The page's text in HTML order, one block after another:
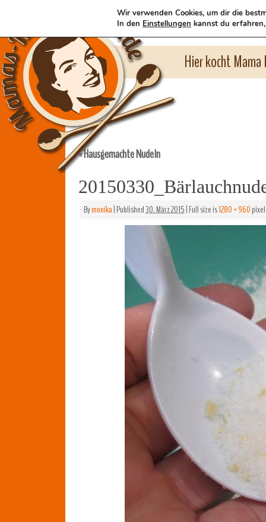
Hier kocht
«Hausgemachte Nudeln
Bymonika|Published30. März 2015|Full size is1280 × 960
Wir verwenden Cookies, um dir die
In den Einstellungen kannst du